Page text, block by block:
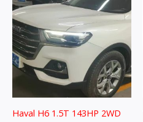
Haval H6 1.5T 143HP 2WD